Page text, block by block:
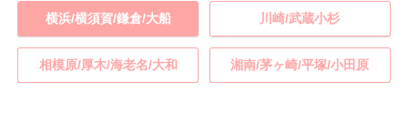
横浜/横須賀/鎌倉/大船 川崎/武蔵小杉
相模原/厚木/海老名/大和 湘南/茅ヶ崎/平塚/小田原